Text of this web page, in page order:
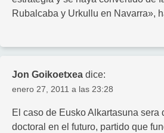
Rubalcaba y Urkullu en Navarra»,
Jon Goikoetxea dice:
enero 27, 2011 a las 23:28
El caso de Eusko Alkartasuna sera
doctoral en el futuro, partido que